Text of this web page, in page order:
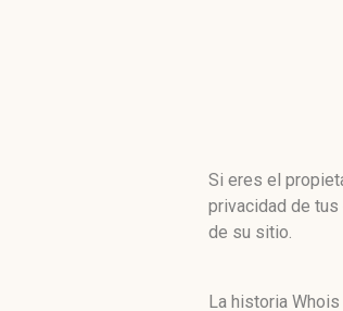
Si eres el
privacidad de
de su sitio.
La historia